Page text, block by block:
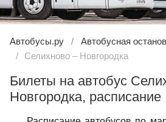
Автобусы.ру
Автобусная
Селихново – Новгородка
Билеты на автобус
Новгородка, расписание